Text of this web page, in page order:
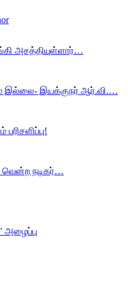
அசத்தியுள்ளார்…
இல்லை- இயக்குநர் ஆர்.வி.…
வென்ற நடிகர்…
அழைப்பு